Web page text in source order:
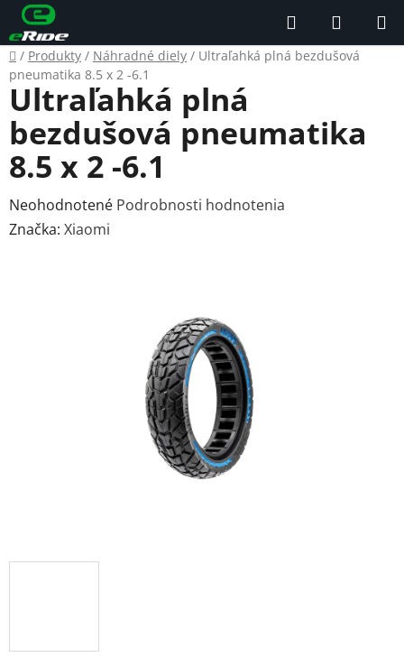
Prejsť
na
obsah
Hľadať
KOŠÍK
Domov
/ Produkty / Náhradné diely / Ultraľahká plná bezdušová
pneumatika 8.5 x 2 -6.1
Ultraľahká plná
bezdušová pneumatika
8.5 x 2 -6.1
Priemerné
hodnotenie
Neohodnotené Podrobnosti hodnotenia
Značka: Xiaomi